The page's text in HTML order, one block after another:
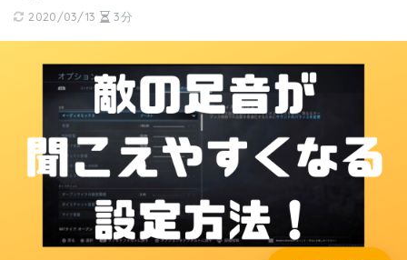
2020/03/13 3分